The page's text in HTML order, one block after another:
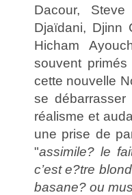
Dacour,
Djaïdani, Djinn
Hicham
souvent
cette nouvelle
se
réalisme et
une prise de
"assimile? le
c’est e?tre
basane? ou